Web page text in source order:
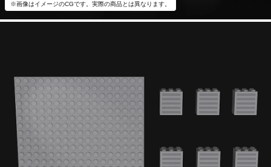
※画像はイメージのCGです。実際の商品とは異なります。